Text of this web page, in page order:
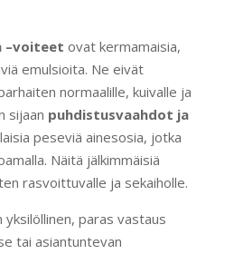
–voiteet ovat kermamaisia,
emulsioita. Ne eivät
normaalille, kuivalle ja
sijaan puhdistusvaahdot ja
peseviä ainesosia, jotka
Näitä jälkimmäisiä
rasvoittuvalle ja sekaiholle.
yksilöllinen, paras vastaus
tai asiantuntevan